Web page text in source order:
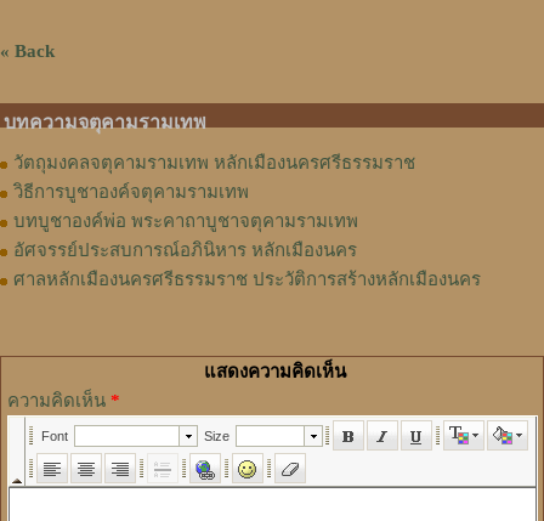
« Back
บทความจตุคามรามเทพ
วัตถุมงคลจตุคามรามเทพ หลักเมืองนครศรีธรรมราช
วิธีการบูชาองค์จตุคามรามเทพ
บทบูชาองค์พ่อ พระคาถาบูชาจตุคามรามเทพ
อัศจรรย์ประสบการณ์อภินิหาร หลักเมืองนคร
ศาลหลักเมืองนครศรีธรรมราช ประวัติการสร้างหลักเมืองนคร
แสดงความคิดเห็น
ความคิดเห็น *